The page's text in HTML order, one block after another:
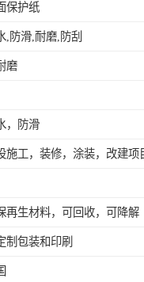
保护纸
,防滑,耐磨,防刮
磨
，防滑
施工，装修，涂装，改建项
再生材料，可回收，可降解
制包装和印刷